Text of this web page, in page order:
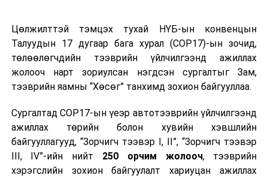
Цөлжилттэй тэмцэх тухай НҮБ-ын конвенцын
Талуудын 17 дугаар бага хурал (COP17)-ын зочид,
төлөөлөгчдийн тээврийн үйлчилгээнд ажиллах
жолооч нарт зориулсан нэгдсэн сургалтыг Зам,
тээврийн яамны “Хөсөг” танхимд зохион байгууллаа.
Сургалтад COP17-ын үеэр автотээврийн үйлчилгээнд
ажиллах төрийн болон хувийн хэвшлийн
байгууллагууд, “Зорчигч тээвэр I, II”, “Зорчигч тээвэр
III, IV”-ийн нийт 250 орчим жолооч, тээврийн
хэрэгслийн зохион байгуулалт хариуцан ажиллах